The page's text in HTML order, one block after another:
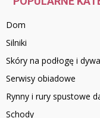
Dom
Silniki
Skóry na podłogę i
Serwisy obiadowe
Rynny i rury spustowe
Schody